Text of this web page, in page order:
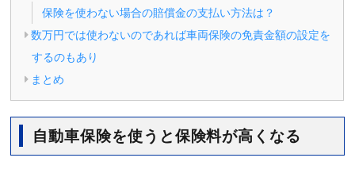
保険を使わない場合の賠償金の支払い方法は？
数万円では使わないのであれば車両保険の免責金額の設定を
するのもあり
まとめ
自動車保険を使うと保険料が高くなる